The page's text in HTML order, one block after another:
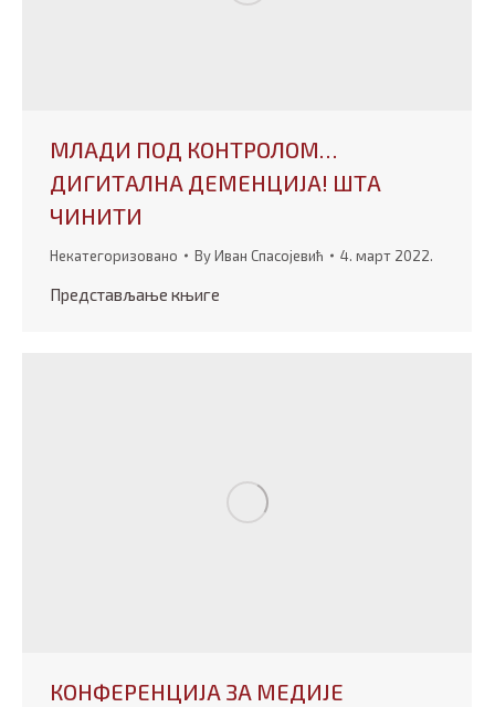
МЛАДИ ПОД КОНТРОЛОМ…
ДИГИТАЛНА ДЕМЕНЦИЈА! ШТА
ЧИНИТИ
Некатегоризовано ByИван Спасојевић 4. март 2022.
Представљање књиге
КОНФЕРЕНЦИЈА ЗА МЕДИЈЕ